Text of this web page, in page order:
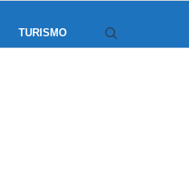
TURISMO